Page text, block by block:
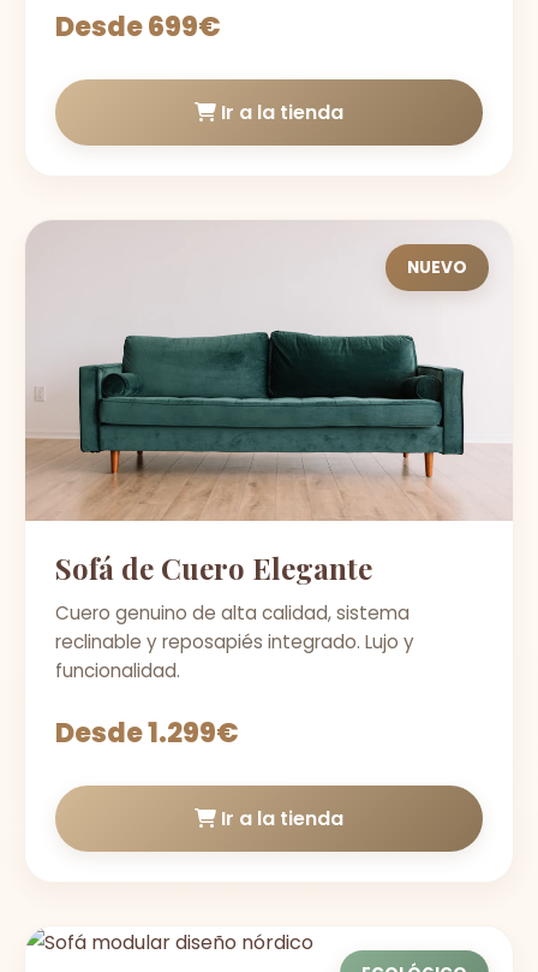
Desde 699€
Ir a la tienda
NUEVO
Sofá de Cuero Elegante
Cuero genuino de alta calidad, sistema
reclinable y reposapiés integrado. Lujo y
funcionalidad.
Desde 1.299€
Ir a la tienda